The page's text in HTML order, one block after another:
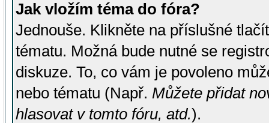
Jak vložím téma do fóra?
Jednouše. Klikněte na příslušné
tématu. Možná bude nutné se
diskuze. To, co vám je povoleno
nebo tématu (Např. Můžete přidat
hlasovat v tomto fóru, atd.).